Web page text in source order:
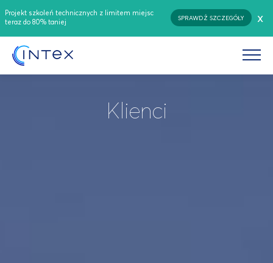
Projekt szkoleń technicznych z limitem miejsc
teraz do 80% taniej
SPRAWDŹ SZCZEGÓŁY x
Klienci